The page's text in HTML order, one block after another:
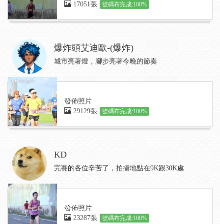
17051張
號碼布完成:100%
爆炸頭艾迪歐-(爆炸)
城市亮著燈，腳步亮著今晚的節奏
發佈照片
29129張
號碼布完成:100%
KD
完賽的各位辛苦了，拍攝地點在9K跟30K處
發佈照片
23287張
號碼布完成:100%